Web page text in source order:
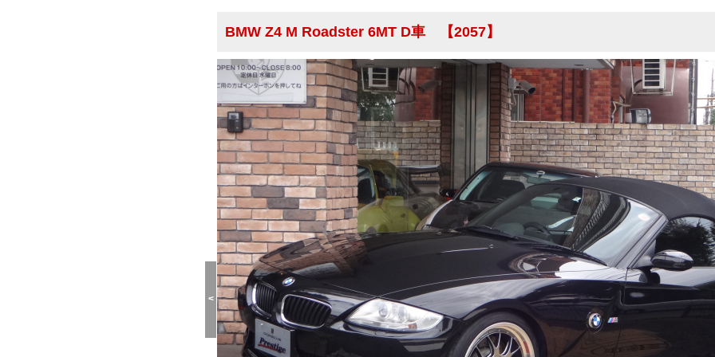
BMW Z4 M Roadster 6MT D車 【2057】
<